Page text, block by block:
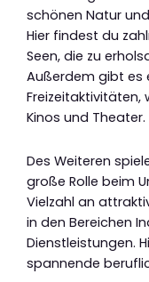
schönen Natur
Hier findest du
Seen, die zu
Außerdem gibt es
Freizeitaktivitäten,
Kinos und Theater.
Des Weiteren
große Rolle beim
Vielzahl an
in den Bereichen
Dienstleistungen.
spannende